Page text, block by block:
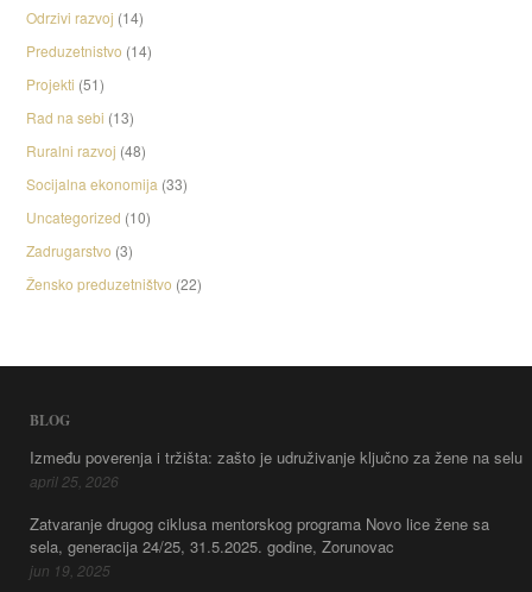
Odrzivi razvoj (14)
Preduzetnistvo (14)
Projekti (51)
Rad na sebi (13)
Ruralni razvoj (48)
Socijalna ekonomija (33)
Uncategorized (10)
Zadrugarstvo (3)
Žensko preduzetništvo (22)
BLOG
Između poverenja i tržišta: zašto je udruživanje ključno za žene na selu
april 25, 2026
Zatvaranje drugog ciklusa mentorskog programa Novo lice žene sa
sela, generacija 24/25, 31.5.2025. godine, Zorunovac
jun 19, 2025